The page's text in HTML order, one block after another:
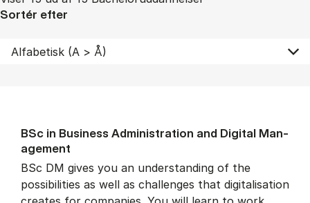
Sortér efter
BSc in Busi­ness Ad­min­is­tra­tion and Di­git­al Man­
age­ment
BSc DM gives you an understanding of the
possibilities as well as challenges that digitalisation